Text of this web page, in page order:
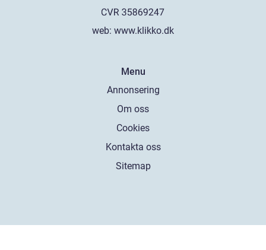
web: www.klikko.dk
Menu
Annonsering
Om oss
Cookies
Kontakta oss
Sitemap